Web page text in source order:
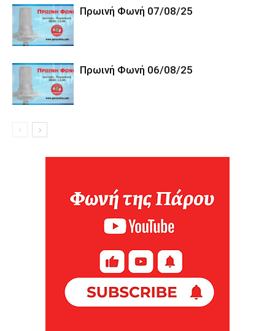
Πρωινή Φωνή 07/08/25
Πρωινή Φωνή 06/08/25